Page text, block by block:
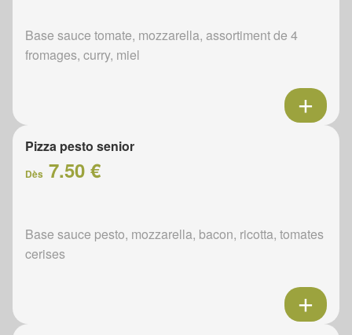
Base sauce tomate, mozzarella, assortiment de 4
fromages, curry, miel
Pizza pesto senior
Dès 7.50 €
Base sauce pesto, mozzarella, bacon, ricotta, tomates
cerises